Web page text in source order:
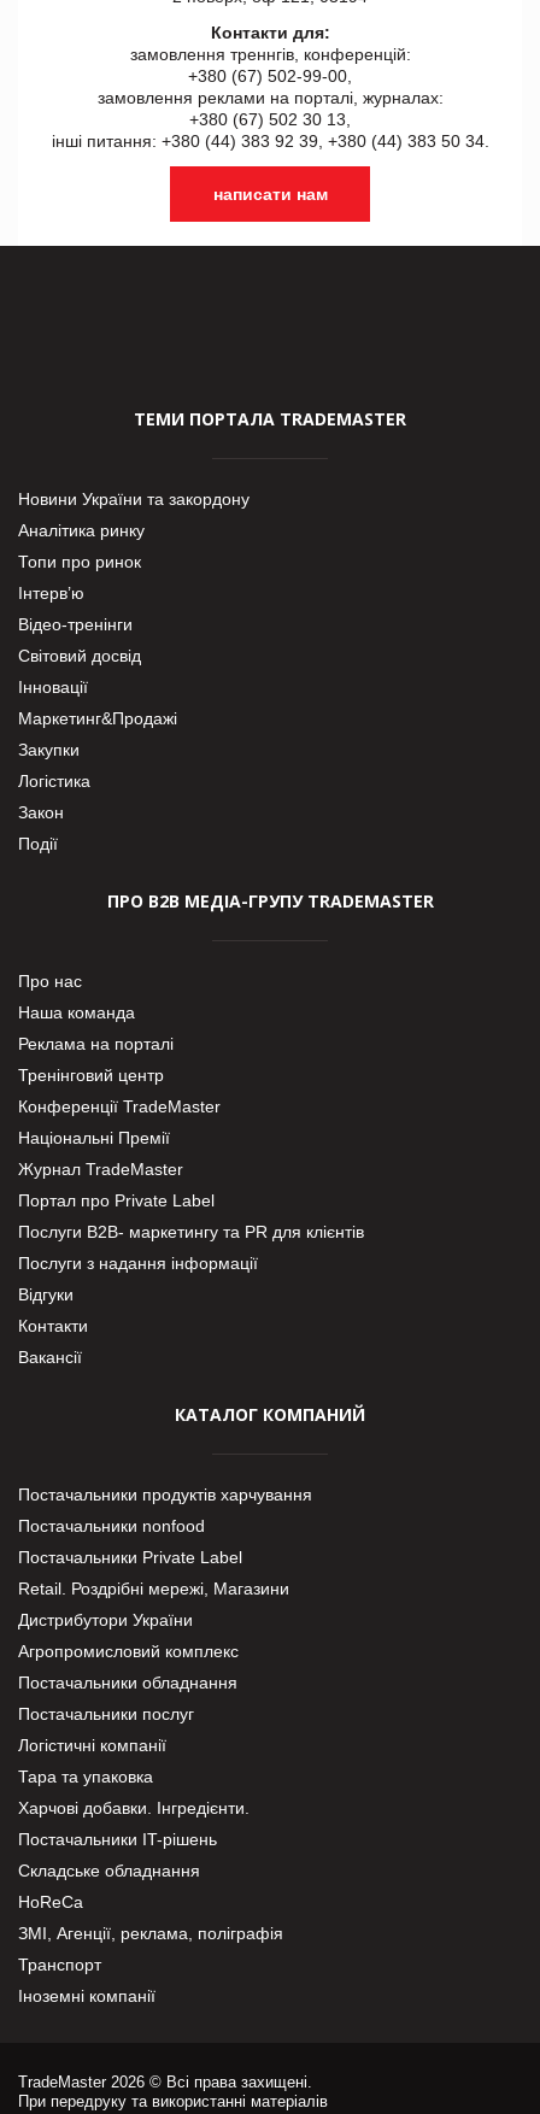
Контакти для:
замовлення треннгів, конференцій:
+380 (67) 502-99-00,
замовлення реклами на порталі, журналах:
+380 (67) 502 30 13,
інші питання: +380 (44) 383 92 39, +380 (44) 383 50 34.
написати нам
ТЕМИ ПОРТАЛА TRADEMASTER
Новини України та закордону
Аналітика ринку
Топи про ринок
Інтерв’ю
Відео-тренінги
Світовий досвід
Інновації
Маркетинг&Продажі
Закупки
Логістика
Закон
Події
ПРО В2В МЕДІА-ГРУПУ TRADEMASTER
Про нас
Наша команда
Реклама на порталі
Тренінговий центр
Конференції TradeMaster
Національні Премії
Журнал TradeMaster
Портал про Private Label
Послуги В2В- маркетингу та PR для клієнтів
Послуги з надання інформації
Відгуки
Контакти
Вакансії
КАТАЛОГ КОМПАНИЙ
Постачальники продуктів харчування
Постачальники nonfood
Постачальники Private Label
Retail. Роздрібні мережі, Магазини
Дистрибутори України
Агропромисловий комплекс
Постачальники обладнання
Постачальники послуг
Логістичні компанії
Тара та упаковка
Харчові добавки. Інгредієнти.
Постачальники IT-рішень
Складське обладнання
HoReCa
ЗМІ, Агенції, реклама, поліграфія
Транспорт
Іноземні компанії
TradeMaster 2026 © Всі права захищені.
При передруку та використанні матеріалів